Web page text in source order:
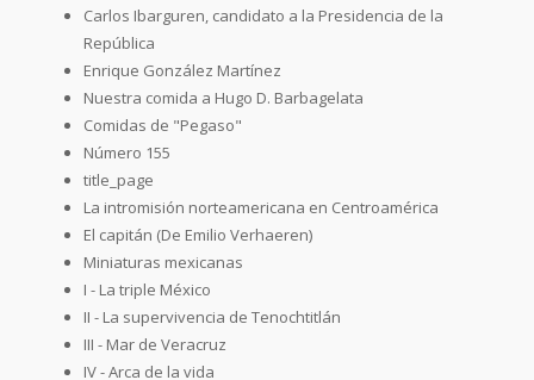
Carlos Ibarguren, candidato a la Presidencia de la
República
Enrique González Martínez
Nuestra comida a Hugo D. Barbagelata
Comidas de "Pegaso"
Número 155
title_page
La intromisión norteamericana en Centroamérica
El capitán (De Emilio Verhaeren)
Miniaturas mexicanas
I - La triple México
II - La supervivencia de Tenochtitlán
III - Mar de Veracruz
IV - Arca de la vida